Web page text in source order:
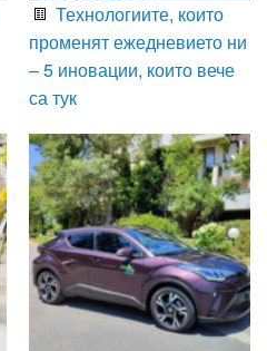
Технологиите, които
променят ежедневието ни
– 5 иновации, които вече
са тук